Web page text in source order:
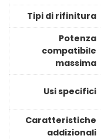
Tipi di rifinitura
Potenza
compatibile
massima
Usi specifici
Caratteristiche
addizionali